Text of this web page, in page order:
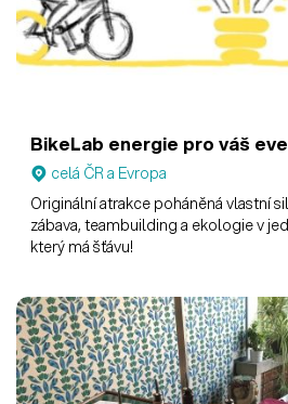
BikeLab energie pro váš
celá ČR a Evropa
Originální atrakce poháněná vlastní
zábava, teambuilding a ekologie v
který má šťávu!